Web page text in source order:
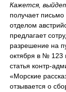
Кажется,
получает письмо
отделом
предлагает
разрешение на
октября в № 123
статья контр-
«Морские
отзывается о